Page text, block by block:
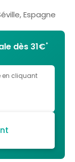
Espagne
dès 31€*
en cliquant